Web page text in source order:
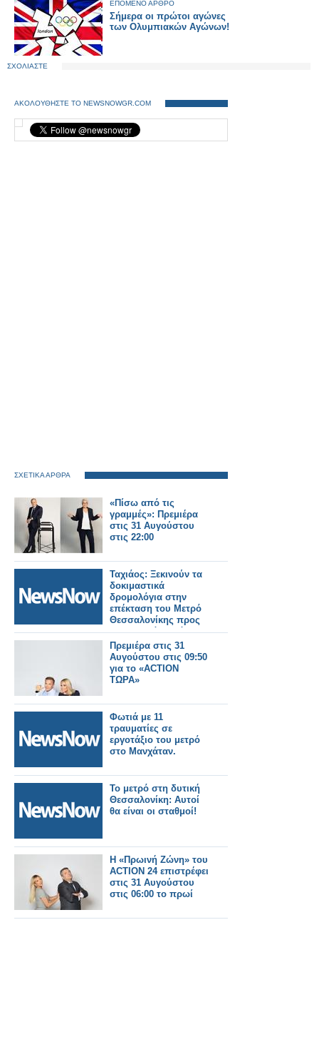
ΕΠΟΜΕΝΟ ΑΡΘΡΟ
Σήμερα οι πρώτοι αγώνες
των Ολυμπιακών Αγώνων!
ΣΧΟΛΙΑΣΤΕ
ΑΚΟΛΟΥΘΗΣΤΕ ΤΟ NEWSNOWGR.COM
ΣΧΕΤΙΚΑ ΑΡΘΡΑ
«Πίσω από τις
γραμμές»: Πρεμιέρα
στις 31 Αυγούστου
στις 22:00
Ταχιάος: Ξεκινούν τα
δοκιμαστικά
δρομολόγια στην
επέκταση του Μετρό
Θεσσαλονίκης προς
Καλαμαριά – Στόχος η
λειτουργία έως το
τέλος του μήνα.
Πρεμιέρα στις 31
Αυγούστου στις 09:50
για το «ACTION
ΤΩΡΑ»
Φωτιά με 11
τραυματίες σε
εργοτάξιο του μετρό
στο Μανχάταν.
Το μετρό στη δυτική
Θεσσαλονίκη: Αυτοί
θα είναι οι σταθμοί!
Η «Πρωινή Ζώνη» του
ACTION 24 επιστρέφει
στις 31 Αυγούστου
στις 06:00 το πρωί